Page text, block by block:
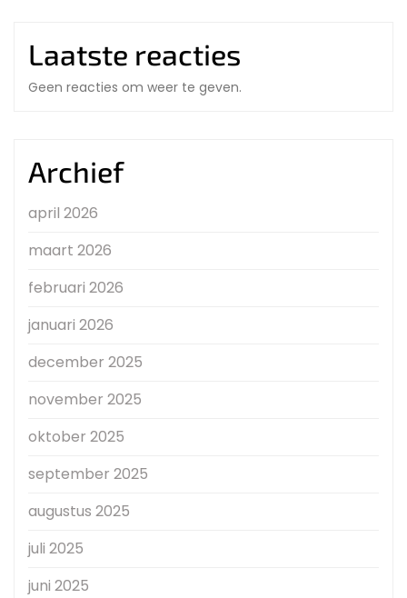
Laatste reacties
Geen reacties om weer te geven.
Archief
april 2026
maart 2026
februari 2026
januari 2026
december 2025
november 2025
oktober 2025
september 2025
augustus 2025
juli 2025
juni 2025